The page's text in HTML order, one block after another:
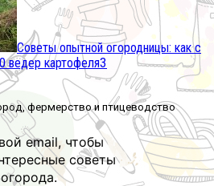
Советы опытной огородницы: как с
ведер картофеля3
фермерство и птицеводство
email, чтобы
советы